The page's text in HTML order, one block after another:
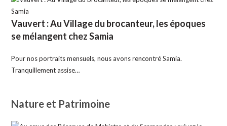
Vauvert : Au Village du brocanteur, les époques
se mélangent chez Samia
Pour nos portraits mensuels, nous avons rencontré Samia.
Tranquillement assise…
Nature et Patrimoine